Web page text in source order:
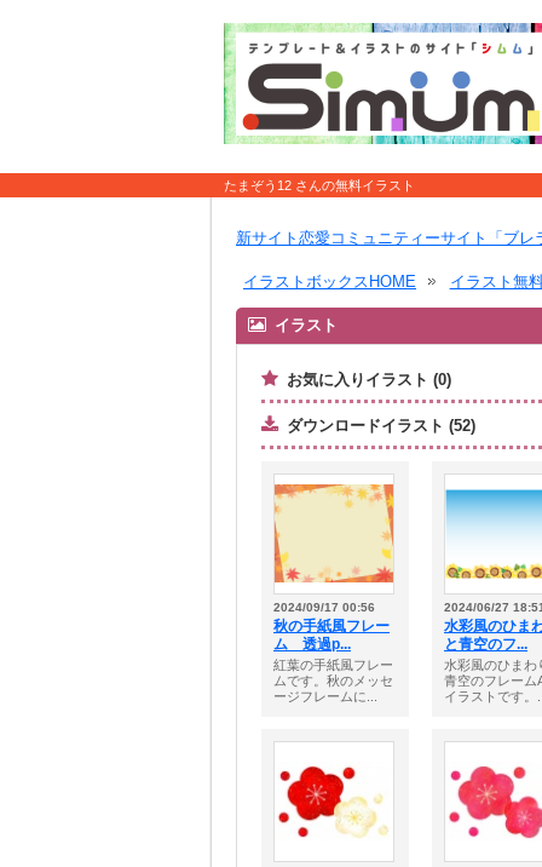
たまぞう12 さんの無料イラスト
新サイト恋愛コミュニティーサイト「ブレ
イラストボックスHOME イラスト無
イラスト
お気に入りイラスト (0)
ダウンロードイラスト (52)
2024/09/17 00:56
秋の手紙風フレー
ム 透過p...
紅葉の手紙風フレー
ムです。秋のメッセ
ージフレームに...
2024/06/27
水彩風のひま
と青空のフ...
水彩風のひまわ
青空のフレーム
イラストです。